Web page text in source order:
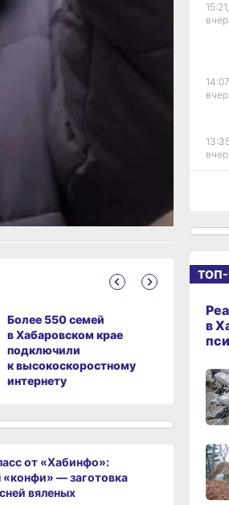
Более 550 семей
в Хабаровском крае
подключили
к высокоскоростному
интернету
В
вынес
за
от «Хабинфо»:
— заготовка
вяленых
15:21,
11:21,
ТОП-
в